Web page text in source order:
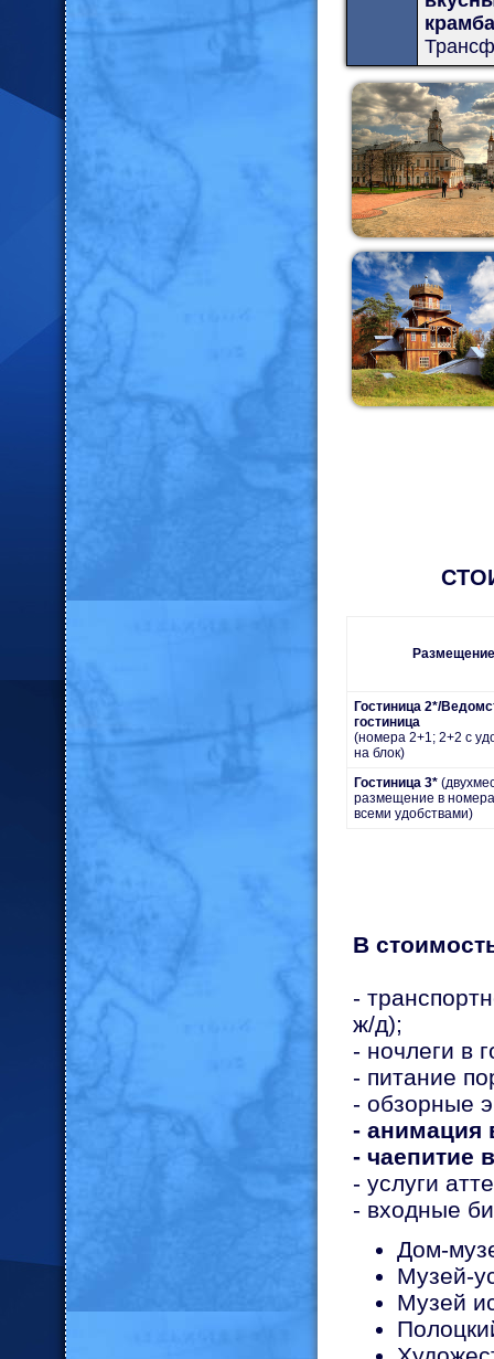
Размещение
Гостиница 2*/
гостиница
(номера 2+1; 2+2 с
на блок)
Гостиница 3*
размещение в
всеми удобствами)
В
-
ж/д);
- ночлеги в
- питание
- обзорные
- анимация
- чаепитие
- услуги
- входные
Дом-
Музей-
Музей